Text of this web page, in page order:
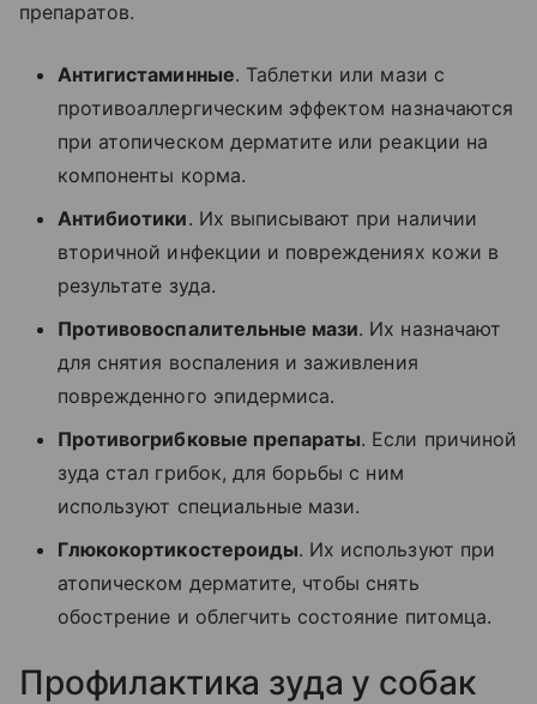
препаратов.
Антигистаминные. Таблетки или мази с
противоаллергическим эффектом назначаются
при атопическом дерматите или реакции на
компоненты корма.
Антибиотики. Их выписывают при наличии
вторичной инфекции и повреждениях кожи в
результате зуда.
Противовоспалительные мази. Их назначают
для снятия воспаления и заживления
поврежденного эпидермиса.
Противогрибковые препараты. Если причиной
зуда стал грибок, для борьбы с ним
используют специальные мази.
Глюкокортикостероиды. Их используют при
атопическом дерматите, чтобы снять
обострение и облегчить состояние питомца.
Профилактика зуда у собак